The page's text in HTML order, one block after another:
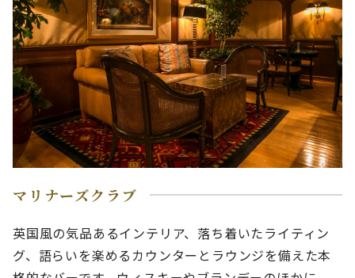
マリナーズクラブ
英国風の気品あるインテリア、落ち着いたライティン
グ、語らいを楽めるカウンターとラウンジを備えた本